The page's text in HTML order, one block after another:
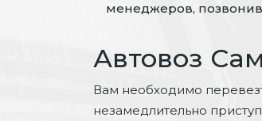
менеджеров,
Автовоз
Вам необходимо
незамедлительно